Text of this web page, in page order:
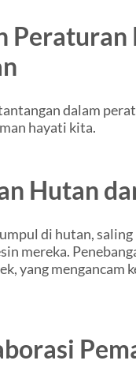
dalam
hayati kita.
Hutan
di hutan,
mereka.
yang mengancam